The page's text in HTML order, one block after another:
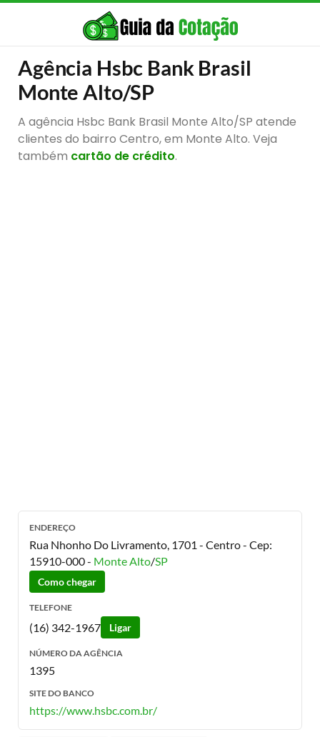
Agência Hsbc Bank Brasil
Monte Alto/SP
A agência Hsbc Bank Brasil Monte Alto/SP atende
clientes do bairro Centro, em Monte Alto. Veja
também cartão de crédito.
ENDEREÇO
Rua Nhonho Do Livramento, 1701 - Centro- Cep:
15910-000- Monte Alto/SP
Como chegar
TELEFONE
(16) 342-1967 Ligar
NÚMERO DA AGÊNCIA
1395
SITE DO BANCO
https://www.hsbc.com.br/